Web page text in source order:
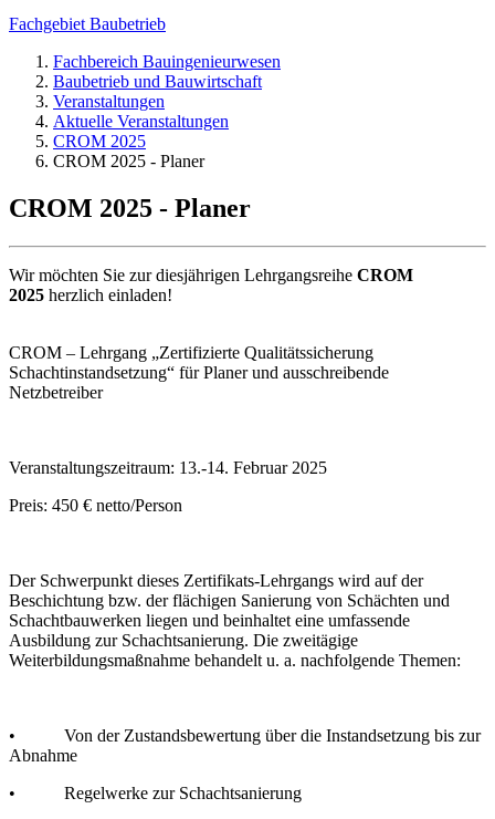
Fachgebiet Baubetrieb
Fachbereich Bauingenieurwesen
Baubetrieb und Bauwirtschaft
Veranstaltungen
Aktuelle Veranstaltungen
CROM 2025
CROM 2025 - Planer
CROM 2025 - Planer
Wir möchten Sie zur diesjährigen Lehrgangsreihe CROM
2025 herzlich einladen!
CROM – Lehrgang „Zertifizierte Qualitätssicherung
Schachtinstandsetzung“ für Planer und ausschreibende
Netzbetreiber
Veranstaltungszeitraum: 13.-14. Februar 2025
Preis: 450 € netto/Person
Der Schwerpunkt dieses Zertifikats-Lehrgangs wird auf der
Beschichtung bzw. der flächigen Sanierung von Schächten und
Schachtbauwerken liegen und beinhaltet eine umfassende
Ausbildung zur Schachtsanierung. Die zweitägige
Weiterbildungsmaßnahme behandelt u. a. nachfolgende Themen:
• Von der Zustandsbewertung über die Instandsetzung bis zur
Abnahme
• Regelwerke zur Schachtsanierung